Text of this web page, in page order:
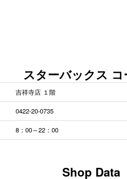
スターバックス コ
吉祥寺店 １階
0422-20-0735
8：00～22：00
Shop Data